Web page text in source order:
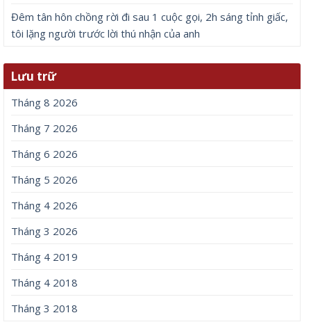
Đêm tân hôn chồng rời đi sau 1 cuộc gọi, 2h sáng tỉnh giấc,
tôi lặng người trước lời thú nhận của anh
Lưu trữ
Tháng 8 2026
Tháng 7 2026
Tháng 6 2026
Tháng 5 2026
Tháng 4 2026
Tháng 3 2026
Tháng 4 2019
Tháng 4 2018
Tháng 3 2018